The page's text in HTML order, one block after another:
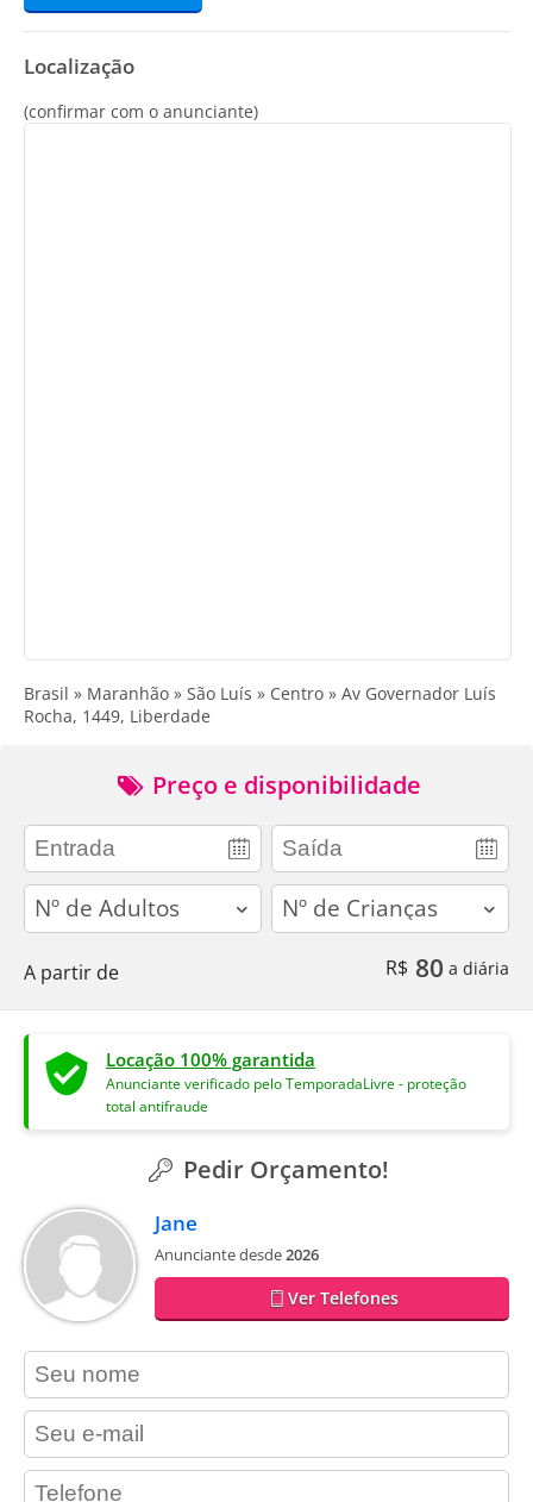
Localização
(confirmar com o anunciante)
Brasil » Maranhão » São Luís » Centro » Av Governador Luís
Rocha, 1449, Liberdade
Preço e disponibilidade
adults children
A partir de R$ 80 a diária
Locação 100% garantida
Anunciante verificado pelo TemporadaLivre - proteção
total antifraude
Pedir Orçamento!
Jane
Anunciante desde2026
Ver Telefones
contact_name
contact_email
contact_phone